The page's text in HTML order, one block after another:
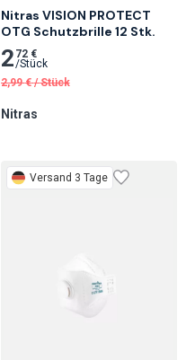
Nitras VISION PROTECT
OTG Schutzbrille 12 Stk.
2 72 €
/Stück
2,99 € /Stück
Nitras
Versand 3 Tage